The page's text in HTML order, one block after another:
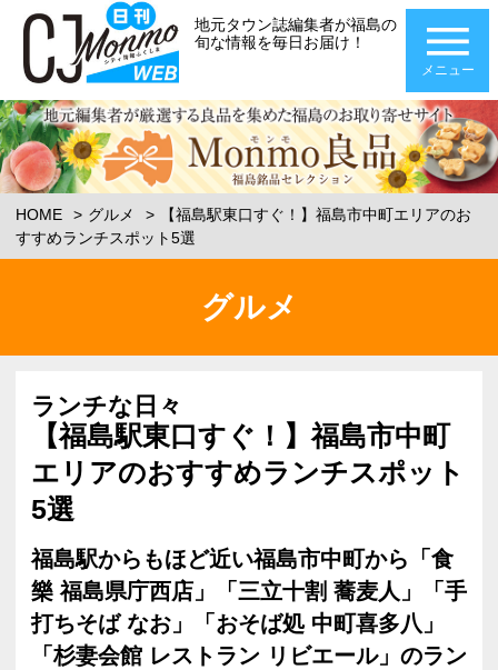
地元タウン誌編集者が福島の
旬な情報を毎日お届け！
メニュー
HOME グルメ
【福島駅東口すぐ！】福島市中町エリアのお
すすめランチスポット5選
グルメ
ランチな日々
【福島駅東口すぐ！】福島市中町
エリアのおすすめランチスポット
5選
福島駅からもほど近い福島市中町から「食
樂 福島県庁西店」「三立十割 蕎麦人」「手
打ちそば なお」「おそば処 中町喜多八」
「杉妻会館 レストラン リビエール」のラン